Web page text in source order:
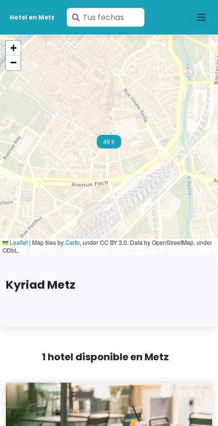
Hotel en Metz
Ingresa
tus
fechas
49 €
+
−
Leaflet | Map tiles byCarto, under CC BY 3.0. Data by OpenStreetMap, under
ODbL.
Kyriad Metz
1 hotel disponible en Metz